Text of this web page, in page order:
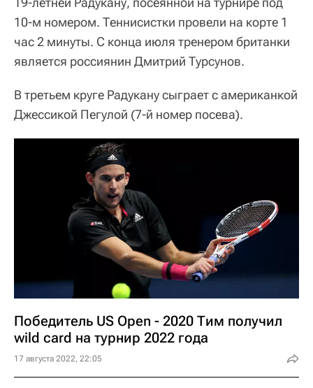
10-м номером. Теннисистки провели на корте 1
час 2 минуты. С конца июля тренером британки
является россиянин Дмитрий Турсунов.
В третьем круге Радукану сыграет с американкой
Джессикой Пегулой (7-й номер посева).
Победитель US Open - 2020 Тим получил
wild card на турнир 2022 года
17 августа 2022, 22:05